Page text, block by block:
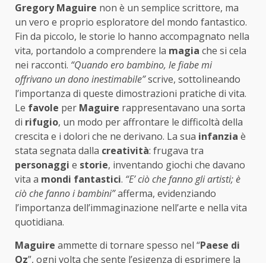
Gregory Maguire non è un semplice scrittore, ma
un vero e proprio esploratore del mondo fantastico.
Fin da piccolo, le storie lo hanno accompagnato nella
vita, portandolo a comprendere la magia che si cela
nei racconti. “Quando ero bambino, le fiabe mi
offrivano un dono inestimabile”scrive, sottolineando
l’importanza di queste dimostrazioni pratiche di vita.
Le favole per Maguire rappresentavano una sorta
di rifugio, un modo per affrontare le difficoltà della
crescita e i dolori che ne derivano. La sua infanzia è
stata segnata dalla creatività: frugava tra
personaggi e storie, inventando giochi che davano
vita a mondi fantastici. “E’ ciò che fanno gli artisti; è
ciò che fanno i bambini”afferma, evidenziando
l’importanza dell’immaginazione nell’arte e nella vita
quotidiana.
Maguire ammette di tornare spesso nel “Paese di
Oz”, ogni volta che sente l’esigenza di esprimere la